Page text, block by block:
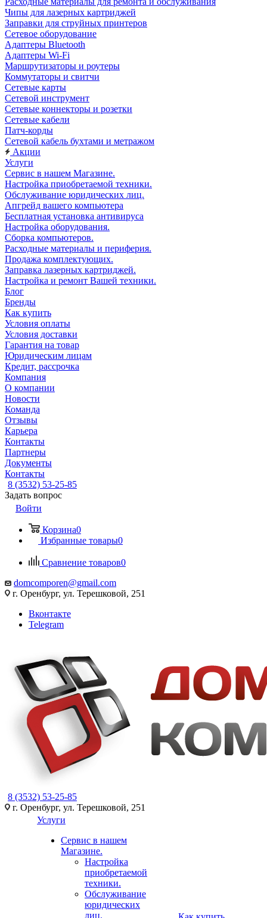
Чипы для лазерных картриджей
Заправки для струйных принтеров
Сетевое оборудование
Адаптеры Bluetooth
Адаптеры Wi-Fi
Маршрутизаторы и роутеры
Коммутаторы и свитчи
Сетевые карты
Сетевой инструмент
Сетевые коннекторы и розетки
Сетевые кабели
Патч-корды
Сетевой кабель бухтами и метражом
Акции
Услуги
Сервис в нашем Магазине.
Настройка приобретаемой техники.
Обслуживание юридических лиц.
Апгрейд вашего компьютера
Бесплатная установка антивируса
Настройка оборудования.
Сборка компьютеров.
Расходные материалы и периферия.
Продажа комплектующих.
Заправка лазерных картриджей.
Настройка и ремонт Вашей техники.
Блог
Бренды
Как купить
Условия оплаты
Условия доставки
Гарантия на товар
Юридическим лицам
Кредит, рассрочка
Компания
О компании
Новости
Команда
Отзывы
Карьера
Контакты
Партнеры
Документы
Контакты
8 (3532) 53-25-85
Задать вопрос
Войти
Корзина0
Избранные товары0
Сравнение товаров0
domcomporen@gmail.com
г. Оренбург, ул. Терешковой, 251
Вконтакте
Telegram
8 (3532) 53-25-85
г. Оренбург, ул. Терешковой, 251
Услуги
Сервис в нашем
Магазине.
Настройка
приобретаемой
техники.
Обслуживание
юридических
лиц.